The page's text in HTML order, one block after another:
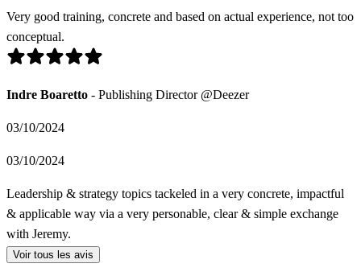
Very good training, concrete and based on actual experience, not too
conceptual.
Indre Boaretto - Publishing Director @Deezer
03/10/2024
03/10/2024
Leadership & strategy topics tackeled in a very concrete, impactful
& applicable way via a very personable, clear & simple exchange
with Jeremy.
Voir tous les avis